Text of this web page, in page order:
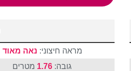
מראה חיצוני: נאה מאוד
גובה: 1.76 מטרים